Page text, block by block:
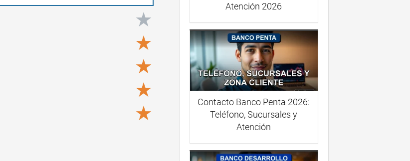
★
★
★
★
★
Atención 2026
Contacto Banco Penta 2026:
Teléfono, Sucursales y
Atención